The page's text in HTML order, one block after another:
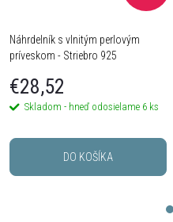
Náhrdelník s vlnitým perlovým
príveskom - Striebro 925
€28,52
Skladom - hneď odosielame 6 ks
DO KOŠÍKA